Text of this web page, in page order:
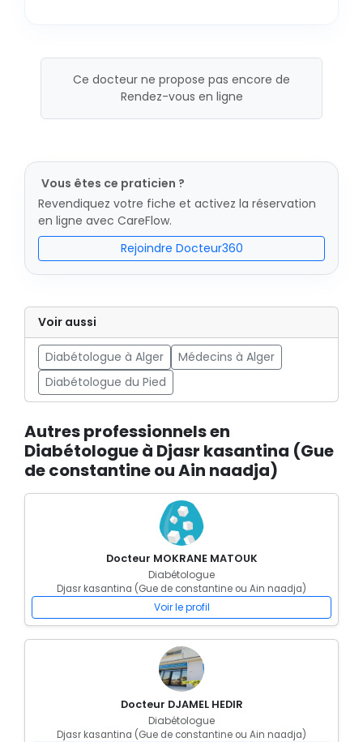
Ce docteur ne propose pas encore de
Rendez-vous en ligne
Vous êtes ce praticien ?
Revendiquez votre fiche et activez la réservation
en ligne avec CareFlow.
Rejoindre Docteur360
Voir aussi
Diabétologue à Alger
Médecins à Alger
Diabétologue du Pied
Autres professionnels en
Diabétologue à Djasr kasantina (Gue
de constantine ou Ain naadja)
Docteur MOKRANE MATOUK
Diabétologue
Djasr kasantina (Gue de constantine ou Ain naadja)
Voir le profil
Docteur DJAMEL HEDIR
Diabétologue
Djasr kasantina (Gue de constantine ou Ain naadja)